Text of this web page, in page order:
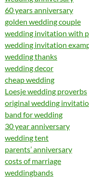
60 years anniversary
golden wedding couple
wedding invitation with
wedding invitation
wedding thanks
wedding decor
cheap wedding
Loesje wedding proverbs
original wedding
band for wedding
30 year anniversary
wedding tent
parents’ anniversary
costs of marriage
weddingbands